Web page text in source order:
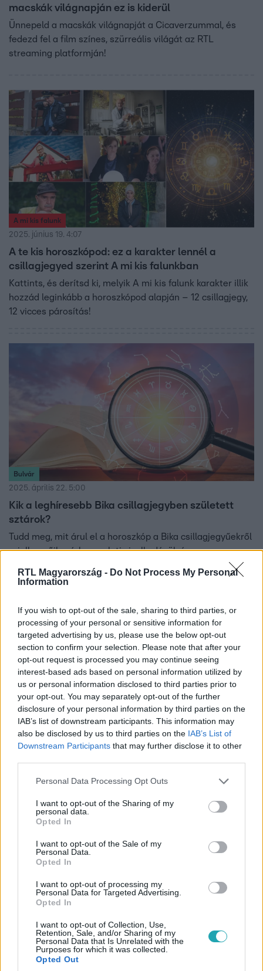
RTL Magyarország - Do Not Process My Personal
Information
If you wish to opt-out of the sale, sharing to third parties, or
processing of your personal or sensitive information for
targeted advertising by us, please use the below opt-out
section to confirm your selection. Please note that after your
opt-out request is processed you may continue seeing
interest-based ads based on personal information utilized by
us or personal information disclosed to third parties prior to
your opt-out. You may separately opt-out of the further
disclosure of your personal information by third parties on the
IAB’s list of downstream participants. This information may
also be disclosed by us to third parties on the IAB’s List of
Downstream Participants that may further disclose it to other
Please note that this website/app uses one or more Google
not limited to your visit or usage behaviour. You may click to
grant or deny consent to Google and its third-party tags to
use your data for below specified purposes in below Google
consent section.
Personal Data Processing Opt Outs
I want to opt-out of the Sharing of my
personal data.
Opted In
I want to opt-out of the Sale of my
Personal Data.
Opted In
I want to opt-out of processing my
Personal Data for Targeted Advertising.
Opted In
I want to opt-out of Collection, Use,
Retention, Sale, and/or Sharing of my
Personal Data that Is Unrelated with the
Purposes for which it was collected.
Opted Out
macskák világnapján ez is kiderül
Ünnepeld a macskák világnapját a Cicaverzummal, és
fedezd fel a film színes, szürreális világát az RTL
streaming platformján!
A mi kis falunk
2025. június 19. 4:07
A te kis horoszkópod: ez a karakter lennél a
csillagjegyed szerint A mi kis falunkban
Kattints, és derítsd ki, melyik A mi kis falunk karakter illik
hozzád leginkább a horoszkópod alapján – 12 csillagjegy,
12 vicces párosítás!
Bulvár
2025. április 22. 5:00
Kik a leghíresebb Bika csillagjegyben született
sztárok?
Tudd meg, mit árul el a horoszkóp a Bika csillagjegyűekről
– jellemzőik, párkapcsolati viselkedésük és
0:55
A mi kis falunk
2025. március 29. 20:15
Törőcsik Franciska újra Pajkaszegen - Így tért
vissza Viki
pajkaszegi tolvaj nyomába eredtek, és legnagyobb
döbbenetükre a Törőcsik Franciska által alakított Vikit